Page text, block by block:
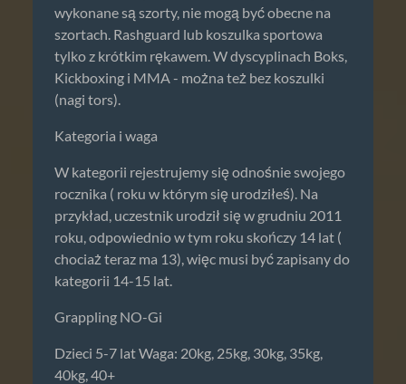
wykonane są szorty, nie mogą być obecne na
szortach. Rashguard lub koszulka sportowa
tylko z krótkim rękawem. W dyscyplinach Boks,
Kickboxing i MMA - można też bez koszulki
(nagi tors).
Kategoria i waga
W kategorii rejestrujemy się odnośnie swojego
rocznika ( roku w którym się urodziłeś). Na
przykład, uczestnik urodził się w grudniu 2011
roku, odpowiednio w tym roku skończy 14 lat (
chociaż teraz ma 13), więc musi być zapisany do
kategorii 14-15 lat.
Grappling NO-Gi
Dzieci 5-7 lat Waga: 20kg, 25kg, 30kg, 35kg,
40kg, 40+